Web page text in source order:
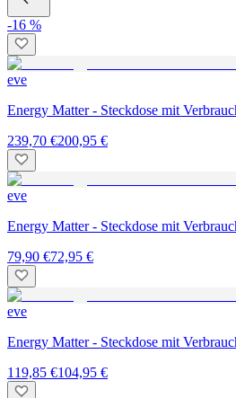
-16 %
eve
Energy Matter - Steckdose mit
239,70 €200,95 €
eve
Energy Matter - Steckdose mit
79,90 €72,95 €
eve
Energy Matter - Steckdose mit
119,85 €104,95 €